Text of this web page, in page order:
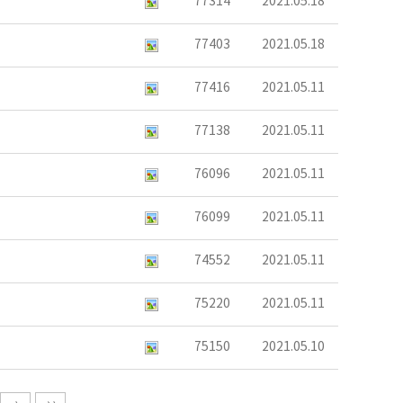
77403 2021.05.18
77416 2021.05.11
77138 2021.05.11
76096 2021.05.11
76099 2021.05.11
74552 2021.05.11
75220 2021.05.11
75150 2021.05.10